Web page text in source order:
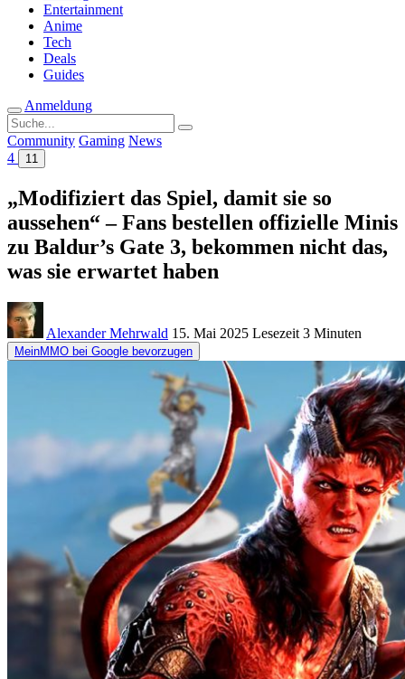
Entertainment
Anime
Tech
Deals
Guides
Anmeldung
Suche
nach:
Community Gaming News
4
11
„Modifiziert das Spiel, damit sie so
aussehen“ – Fans bestellen offizielle Minis
zu Baldur’s Gate 3, bekommen nicht das,
was sie erwartet haben
Alexander Mehrwald 15. Mai 2025 Lesezeit 3 Minuten
MeinMMO bei Google bevorzugen